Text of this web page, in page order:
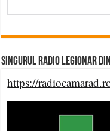
Singurul Radio Legionar
https://